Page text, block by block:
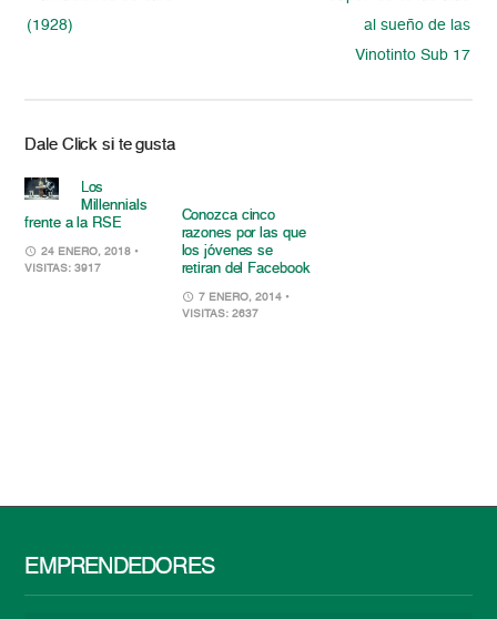
(1928)
al sueño de las
Vinotinto Sub 17
Dale Click si te gusta
Los
Millennials
frente a la RSE
24 ENERO, 2018 •
VISITAS: 3917
Conozca cinco
razones por las que
los jóvenes se
retiran del Facebook
7 ENERO, 2014 •
VISITAS: 2637
EMPRENDEDORES